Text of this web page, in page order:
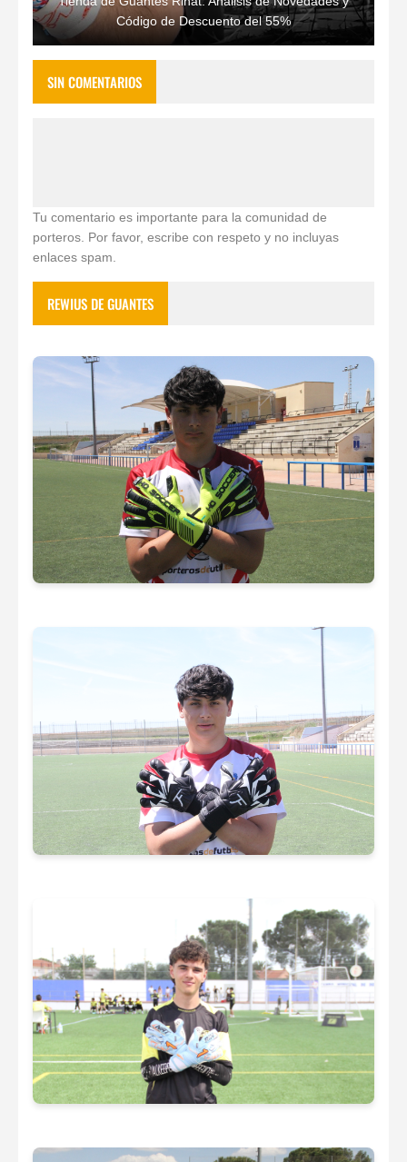
Código de Descuento del 55%
SIN COMENTARIOS
Tu comentario es importante para la comunidad de
porteros. Por favor, escribe con respeto y no incluyas
enlaces spam.
REWIUS DE GUANTES